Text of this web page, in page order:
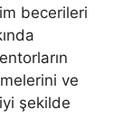
becerileri
ve
şekilde